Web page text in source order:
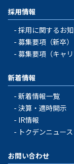
採用情報
採用に関するお
募集要項（新卒）
募集要項（キャリ
新着情報
新着情報一覧
決算・適時開示
IR情報
トクデンニュース
お問い合わせ